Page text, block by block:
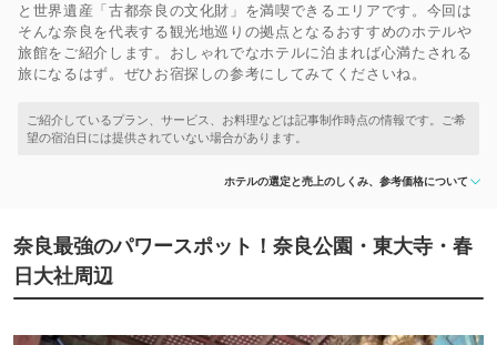
と世界遺産「古都奈良の文化財」を満喫できるエリアです。今回は
そんな奈良を代表する観光地巡りの拠点となるおすすめのホテルや
旅館をご紹介します。おしゃれでなホテルに泊まれば心満たされる
旅になるはず。ぜひお宿探しの参考にしてみてくださいね。
ホテルの選定と売上のしくみ、参考価格について
奈良最強のパワースポット！奈良公園・東大寺・春
日大社周辺